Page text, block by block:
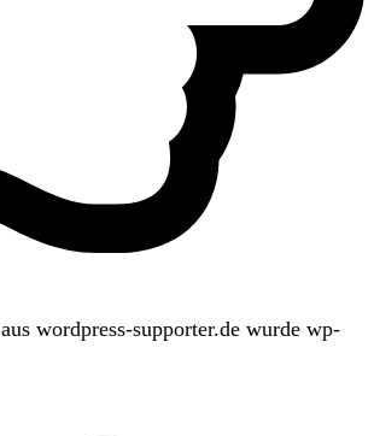
aus wordpress-supporter.de wurde wp-